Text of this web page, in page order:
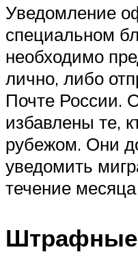
Уведомление
специальном
необходимо
лично, либо
Почте России.
избавлены те,
рубежом. Они
уведомить
течение
Штрафные